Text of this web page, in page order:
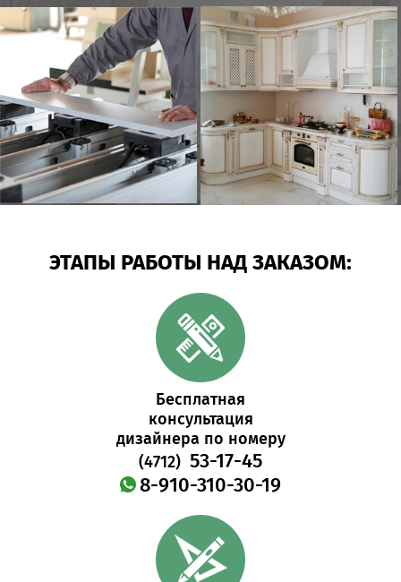
ЭТАПЫ РАБОТЫ НАД ЗАКАЗОМ:
Бесплатная
консультация
дизайнера по номеру
(4712) 53-17-45
8-910-310-30-19